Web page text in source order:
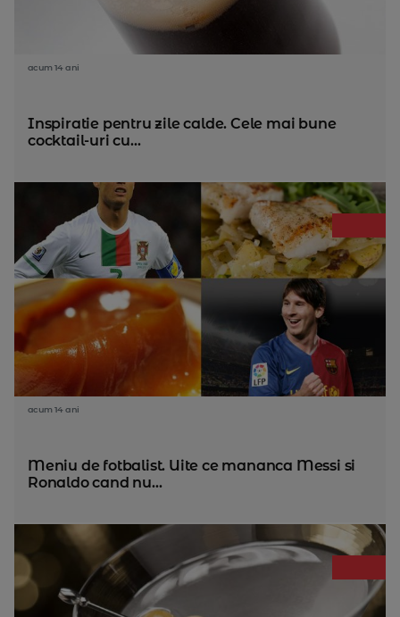
acum 14 ani
Inspiratie pentru zile calde. Cele mai bune
cocktail-uri cu...
acum 14 ani
Meniu de fotbalist. Uite ce mananca Messi si
Ronaldo cand nu...